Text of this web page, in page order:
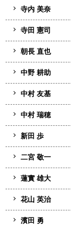
寺内 美奈
寺田 憲司
朝長 直也
中野 耕助
中村 友基
中村 瑞穂
新田 歩
二宮 敬一
蓮實 雄大
花山 英治
濱田 勇